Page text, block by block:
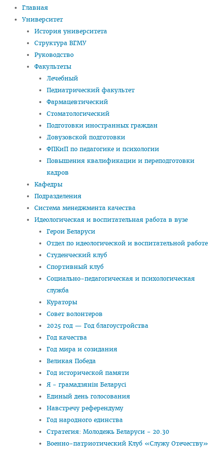
Педиатрический факультет
Фармацевтический
Стоматологический
Подготовки иностранных граждан
ФПКиП по педагогике и психологии
Кафедры
Система менеджмента качества
Идеологическая и воспитательная работа в вузе
Герои Беларуси
Отдел по идеологической и воспитательной работе
Студенческий клуб
Спортивный клуб
2025 год — Год благоустройства
Год мира и созидания
Великая Победа
Год исторической памяти
Я - грамадзянiн Беларусi
Единый день голосования
Навстречу референдуму
Главная
Университет
История университета
Структура ВГМУ
Руководство
Факультеты
Лечебный
Педиатрический факультет
Фармацевтический
Стоматологический
Подготовки иностранных граждан
Довузовской подготовки
ФПКиП по педагогике и психологии
Повышения квалификации и переподготовки
кадров
Кафедры
Подразделения
Система менеджмента качества
Идеологическая и воспитательная работа в вузе
Герои Беларуси
Отдел по идеологической и воспитательной работе
Студенческий клуб
Спортивный клуб
Cоциально-педагогическая и психологическая
служба
Кураторы
Совет волонтеров
2025 год — Год благоустройства
Год качества
Год мира и созидания
Великая Победа
Год исторической памяти
Я - грамадзянiн Беларусi
Единый день голосования
Навстречу референдуму
Год народного единства
Стратегия: Молодежь Беларуси - 20.30
Военно-патриотический Клуб «Служу Отечеству»